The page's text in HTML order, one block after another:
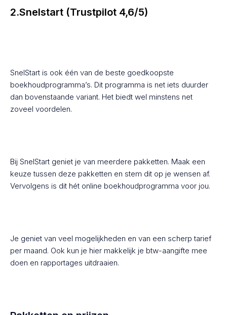
2.Snelstart (Trustpilot 4,6/5)
SnelStart is ook één van de beste goedkoopste
boekhoudprogramma’s. Dit programma is net iets duurder
dan bovenstaande variant. Het biedt wel minstens net
zoveel voordelen.
Bij SnelStart geniet je van meerdere pakketten. Maak een
keuze tussen deze pakketten en stem dit op je wensen af.
Vervolgens is dit hét online boekhoudprogramma voor jou.
Je geniet van veel mogelijkheden en van een scherp tarief
per maand. Ook kun je hier makkelijk je btw-aangifte mee
doen en rapportages uitdraaien.